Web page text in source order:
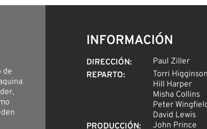
de
INFORMACIÓN
DIRECCIÓN:
Paul Ziller
REPARTO:
Torri Higginson
Hill Harper
Misha Collins
Peter
David Lewis
PRODUCCIÓN:
John Prince